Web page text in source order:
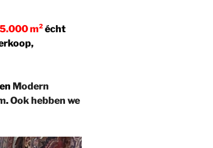
m²écht
Modern
.Ook hebben we